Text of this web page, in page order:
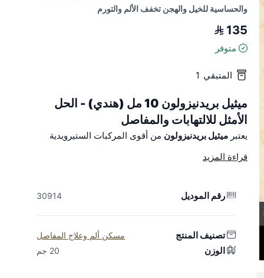
والحساسية للخيل والهجن تخفف الألم والتورم
135
متوفر
المتبقي 1
ميثيل بريدنيزولون 10 مل (هندي) - الحل
الأمثل للالتهابات والمفاصل
يعتبر ميثيل بريدنيزولون من أقوى المركبات الستيرويدية
المضادة للالتهابات، وهو الخيار الأول للمربين والمضمرين
لعلاج الحالات الالتهابية الحادة والمزمنة في الخيل والهجن.
دواعي الاستعمال (لماذا تختاره؟)
علاج المفاصل والأوتار:
فعال جداً في تخفيف آلام العرج
والتهابات المفاصل (Arthritis) والتهاب الأجربة.
مضاد للتحسس:
يساعد في السيطرة على حالات الحساسية
قراءة المزيد
رقم الموديل 30914
تصنيف المنتج مسكن ألم وعلاج المفاصل
الوزن 20 جم